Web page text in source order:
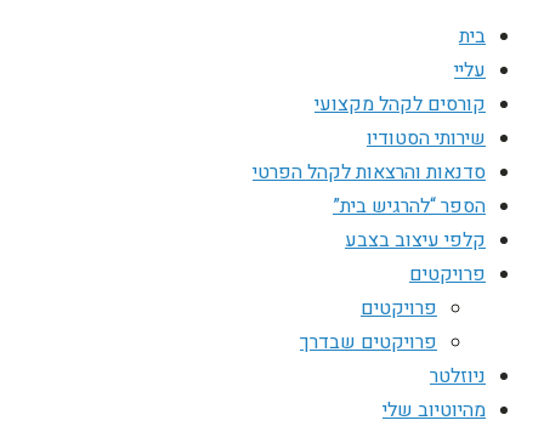
בית
עליי
קורסים לקהל מקצועי
שירותי הסטודיו
סדנאות והרצאות לקהל הפרטי
הספר “להרגיש בית”
קלפי עיצוב בצבע
פרויקטים
פרויקטים
פרויקטים שבדרך
ניוזלטר
מהיוטיוב שלי